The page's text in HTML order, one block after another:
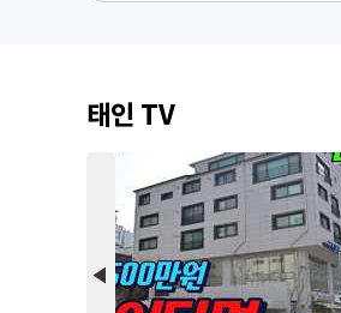
태인 TV
arrow_back_2